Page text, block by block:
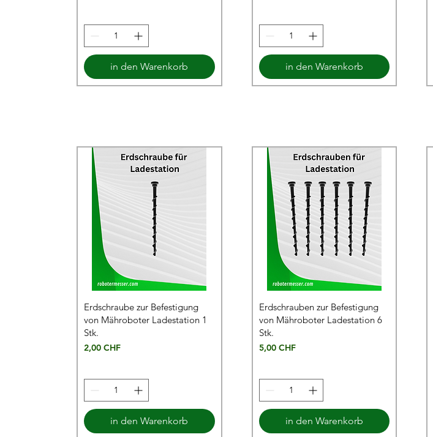
in den Warenkorb in den Warenkorb
Erdschraube zur Befestigung
von Mähroboter Ladestation 1
Stk.
Preis
2,00 CHF
in den Warenkorb
Erdschrauben zur Befestigung
von Mähroboter Ladestation 6
Stk.
Preis
5,00 CHF
in den Warenkorb